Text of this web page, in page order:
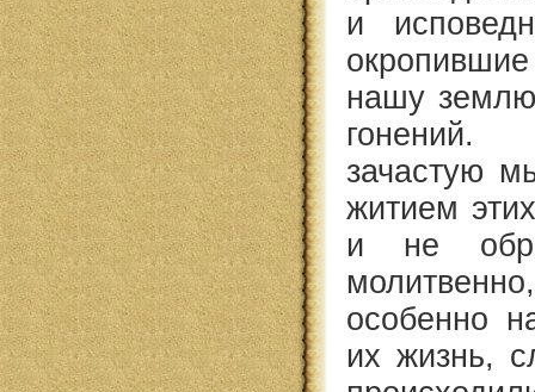
и
нашу
зачастую
житием
и не
особенно
их жизнь,